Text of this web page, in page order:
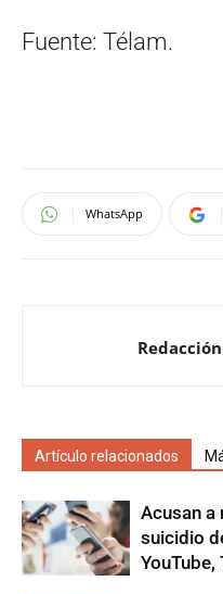
Fuente: Télam.
WhatsApp
Artículo relacionados
Acusan a
suicidio
YouTube,